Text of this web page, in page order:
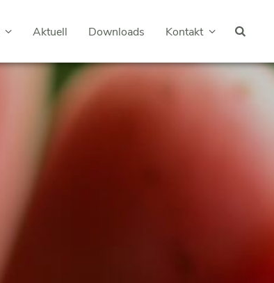
Aktuell Downloads Kontakt